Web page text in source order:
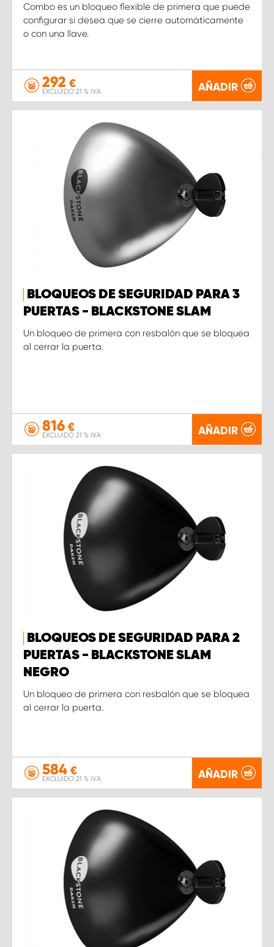
Combo es un bloqueo flexible de primera que puede
configurar si desea que se cierre automáticamente
o con una llave.
292 €
EXCLUIDO 21 % IVA AÑADIR
BLOQUEOS DE SEGURIDAD PARA 3
PUERTAS - BLACKSTONE SLAM
Un bloqueo de primera con resbalón que se bloquea
al cerrar la puerta.
816 €
EXCLUIDO 21 % IVA AÑADIR
BLOQUEOS DE SEGURIDAD PARA 2
PUERTAS - BLACKSTONE SLAM
NEGRO
Un bloqueo de primera con resbalón que se bloquea
al cerrar la puerta.
584 €
EXCLUIDO 21 % IVA AÑADIR